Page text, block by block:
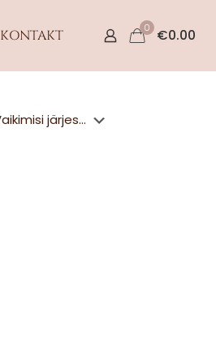
KONTAKT 0 €0.00